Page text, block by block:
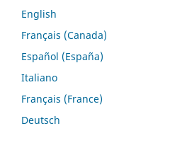
English
Français (Canada)
Español (España)
Italiano
Français (France)
Deutsch